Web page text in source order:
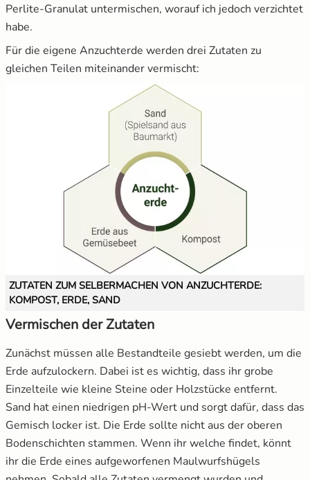
Perlite-Granulat untermischen, worauf ich jedoch verzichtet
habe.
Für die eigene Anzuchterde werden drei Zutaten zu
gleichen Teilen miteinander vermischt:
ZUTATEN ZUM SELBERMACHEN VON ANZUCHTERDE:
KOMPOST, ERDE, SAND
Vermischen der Zutaten
Zunächst müssen alle Bestandteile gesiebt werden, um die
Erde aufzulockern. Dabei ist es wichtig, dass ihr grobe
Einzelteile wie kleine Steine oder Holzstücke entfernt.
Sand hat einen niedrigen pH-Wert und sorgt dafür, dass das
Gemisch locker ist. Die Erde sollte nicht aus der oberen
Bodenschichten stammen. Wenn ihr welche findet, könnt
ihr die Erde eines aufgeworfenen Maulwurfshügels